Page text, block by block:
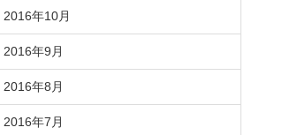
2016年10月
2016年9月
2016年8月
2016年7月